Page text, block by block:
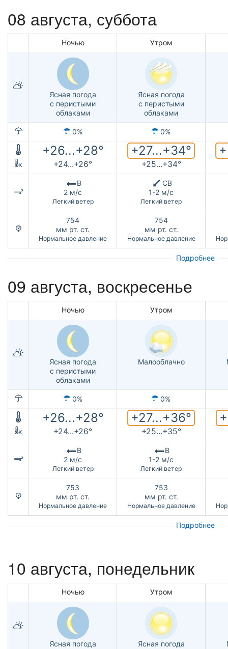
08 августа, суббота
Ночью Утром
Ясная погода
с перистыми
облаками
Ясная погода
с перистыми
облаками
0% 0%
+26...+28° +27...+34°
к +24...+26° +25...+34°
В
2 м/с
Легкий ветер
СВ
1-2 м/с
Легкий ветер
754
мм рт. ст.
Нормальное давление
754
мм рт. ст.
Нормальное давление
Подробнее
09 августа, воскресенье
Ночью Утром
Ясная погода
с перистыми
облаками
Малооблачно
0% 0%
+26...+28° +27...+36°
к +24...+26° +25...+35°
В
2 м/с
Легкий ветер
В
1-2 м/с
Легкий ветер
753
мм рт. ст.
Нормальное давление
753
мм рт. ст.
Нормальное давление
Подробнее
10 августа, понедельник
Ночью Утром
Ясная погода Ясная погода